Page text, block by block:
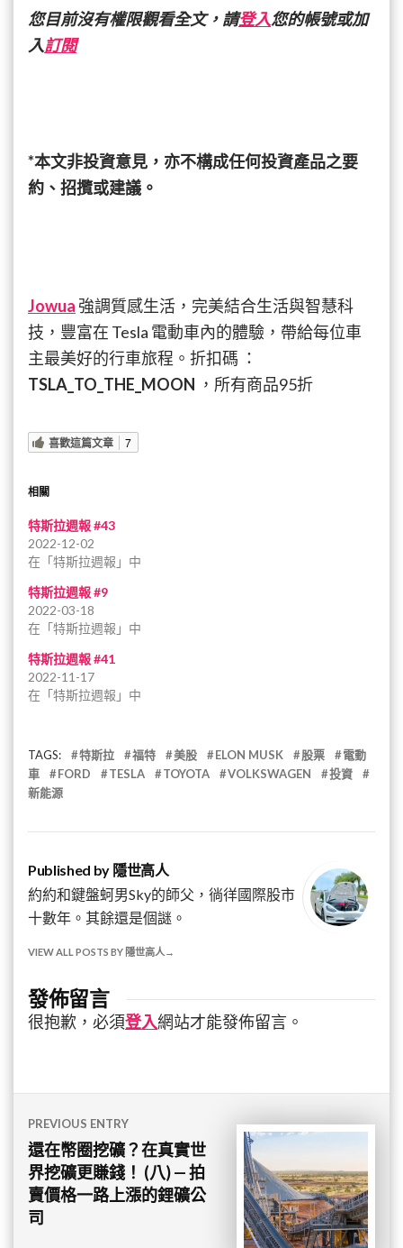
您目前沒有權限觀看全文，請登入您的帳號或加
入訂閱
*本文非投資意見，亦不構成任何投資產品之要
約、招攬或建議。
Jowua 強調質感生活，完美結合生活與智慧科
技，豐富在 Tesla 電動車內的體驗，帶給每位車
主最美好的行車旅程。折扣碼 ：
TSLA_TO_THE_MOON ，所有商品95折
喜歡這篇文章 7
相關
特斯拉週報 #43
2022-12-02
在「特斯拉週報」中
特斯拉週報 #9
2022-03-18
在「特斯拉週報」中
特斯拉週報 #41
2022-11-17
在「特斯拉週報」中
TAGS: 特斯拉 福特 美股 ELON MUSK 股票
電動
車
FORD TESLA TOYOTA VOLKSWAGEN
投資
新能源
Published by 隱世高人
約約和鍵盤蚵男Sky的師父，徜徉國際股市
十數年。其餘還是個謎。
VIEW ALL POSTS BY 隱世高人
發佈留言
很抱歉，必須登入網站才能發佈留言。
文
章
導
覽
PREVIOUS ENTRY
還在幣圈挖礦？在真實世
界挖礦更賺錢！ (八) — 拍
賣價格一路上漲的鋰礦公
司